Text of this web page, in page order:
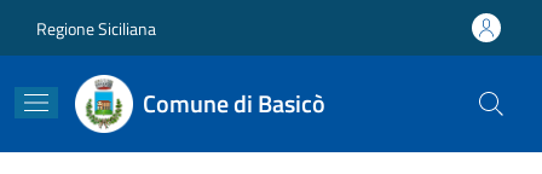
Regione Siciliana
Comune di Basicò